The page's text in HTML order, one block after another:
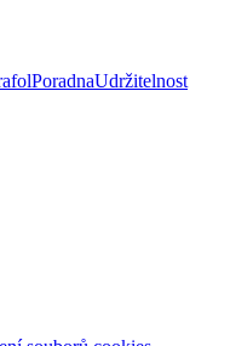
PoradnaUdržitelnost